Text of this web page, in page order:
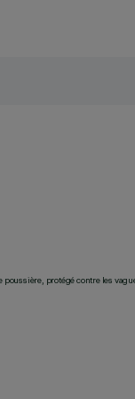
protégé contre les